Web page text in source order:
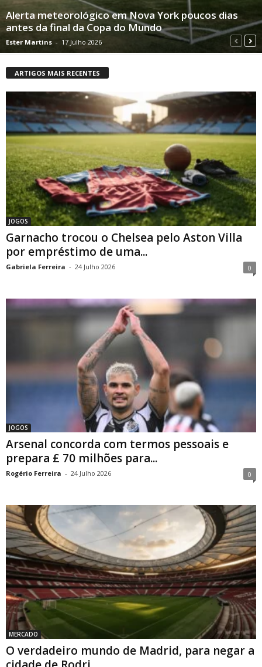
Alerta meteorológico em Nova York poucos dias
antes da final da Copa do Mundo
Ester Martins - 17 Julho 2026
ARTIGOS MAIS RECENTES
JOGOS
Garnacho trocou o Chelsea pelo Aston Villa
por empréstimo de uma...
Gabriela Ferreira - 24 Julho 2026 0
JOGOS
Arsenal concorda com termos pessoais e
prepara £ 70 milhões para...
Rogério Ferreira - 24 Julho 2026 0
MERCADO
O verdadeiro mundo de Madrid, para negar a